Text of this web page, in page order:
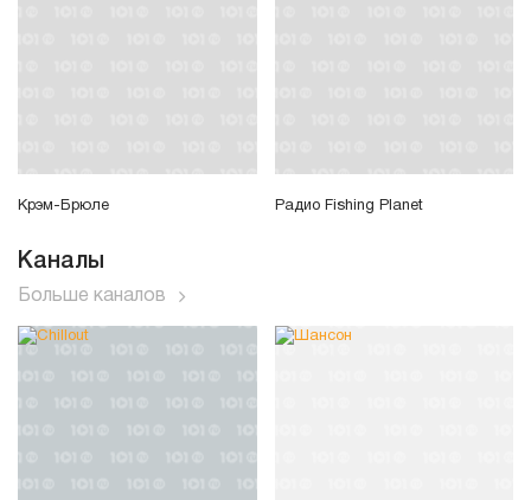
Крэм-Брюле Радио Fishing Planet
Каналы
Больше каналов